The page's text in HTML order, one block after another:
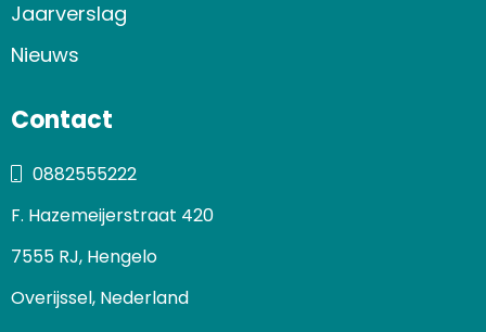
Jaarverslag
Nieuws
Contact
0882555222
F. Hazemeijerstraat 420
7555 RJ, Hengelo
Overijssel, Nederland